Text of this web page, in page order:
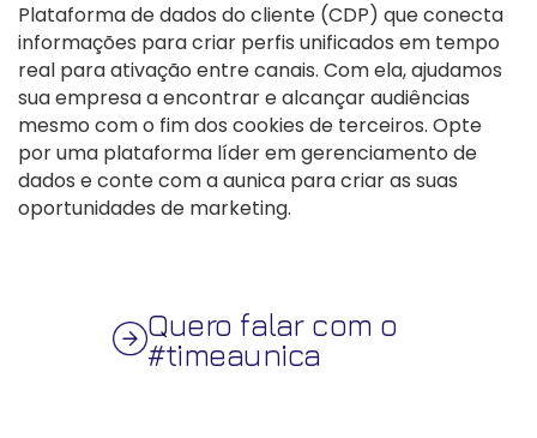
Plataforma de dados do cliente (CDP) que conecta
informações para criar perfis unificados em tempo
real para ativação entre canais. Com ela, ajudamos
sua empresa a encontrar e alcançar audiências
mesmo com o fim dos cookies de terceiros. Opte
por uma plataforma líder em gerenciamento de
dados e conte com a aunica para criar as suas
oportunidades de marketing.
Quero falar com o
#timeaunica